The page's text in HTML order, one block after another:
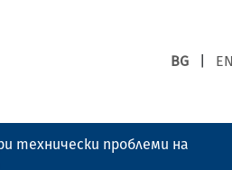
BG EN
технически проблеми на